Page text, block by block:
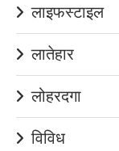
लाइफस्टाइल
लातेहार
लोहरदगा
विविध